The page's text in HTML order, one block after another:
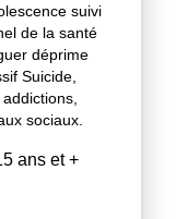
suivi
de la santé
déprime
Suicide,
sociaux.
ans et +